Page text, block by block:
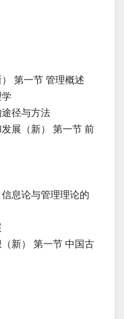
第一节 管理概述
径与方法
展（新） 第一节 前
息论与管理理论的
新） 第一节 中国古